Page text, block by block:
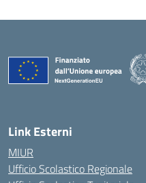
Link Esterni
MIUR
Ufficio Scolastico Regionale